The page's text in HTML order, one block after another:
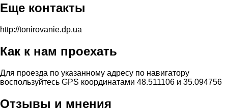
Еще контакты
http://tonirovanie.dp.ua
Как к нам проехать
Для проезда по указанному адресу по навигатору
воспользуйтесь GPS координатами 48.511106 и 35.094756
Отзывы и мнения